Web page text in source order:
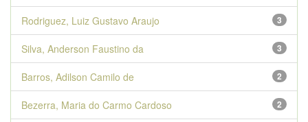
3
Rodriguez, Luiz Gustavo Araujo
3
Silva, Anderson Faustino da
2
Barros, Adilson Camilo de
2
Bezerra, Maria do Carmo Cardoso